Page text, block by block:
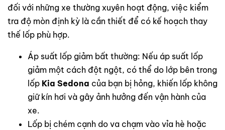
đối với những xe thường xuyên hoạt động, việc kiểm
tra độ mòn định kỳ là cần thiết để có kế hoạch thay
thế lốp phù hợp.
Áp suất lốp giảm bất thường: Nếu áp suất lốp
giảm một cách đột ngột, có thể do lớp bên trong
lốp Kia Sedona của bạn bị hỏng, khiến lốp không
giữ kín hơi và gây ảnh hưởng đến vận hành của
xe.
Lốp bị chém cạnh do va chạm vào vỉa hè hoặc